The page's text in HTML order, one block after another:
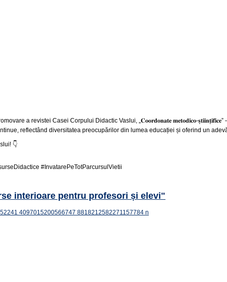
a revistei Casei Corpului Didactic Vaslui, „𝐂𝐨𝐨𝐫𝐝𝐨𝐧𝐚𝐭𝐞 𝐦𝐞𝐭𝐨𝐝𝐢𝐜𝐨-
reflectând diversitatea preocupărilor din lumea educației și oferind un
👇
#InvatarePeTotParcursulVietii
interioare pentru profesori și elevi"